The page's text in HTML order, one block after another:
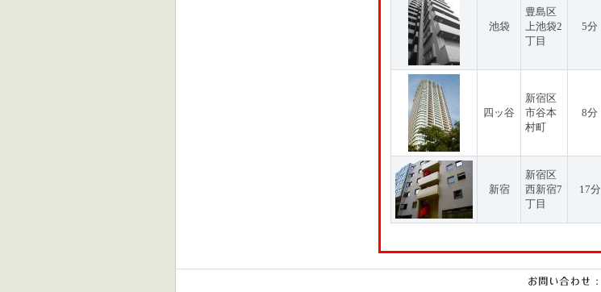
池袋
豊島区
上池袋2
丁目
5分
四ッ谷
新宿区
市谷本
村町
8分
新宿
新宿区
西新宿7
丁目
17分